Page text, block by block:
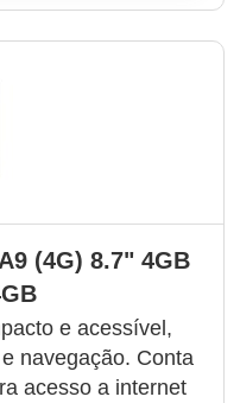
(4G) 8.7" 4GB
e acessível,
navegação. Conta
acesso a internet